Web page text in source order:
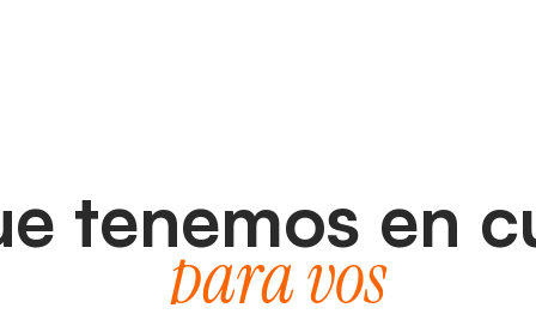
tenemos en
para vos